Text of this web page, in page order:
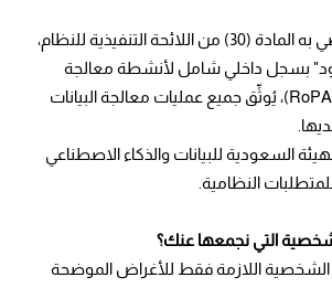
واستنادًا إلى ما تقضي به المادة (30) من اللائحة التنفيذية للنظام،
بسجل داخلي شامل لأنشطة معالجة
البيانات الشخصية (RoPA)، يُوثِّق جميع عمليات معالجة البيانات
السعودية للبيانات والذكاء الاصطناعي
النظامية.
الشخصية اللازمة فقط للأغراض الموضحة